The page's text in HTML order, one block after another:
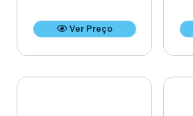
Ver Preço